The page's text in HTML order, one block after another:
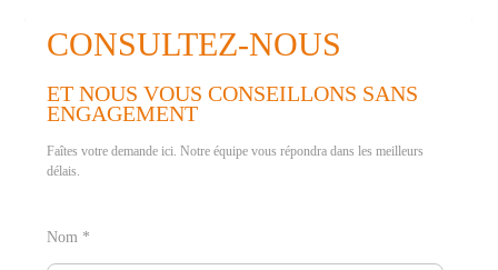
CONSULTEZ-NOUS
ET NOUS VOUS CONSEILLONS SANS
ENGAGEMENT
Faîtes votre demande ici. Notre équipe vous répondra dans les meilleurs
délais.
Nom *